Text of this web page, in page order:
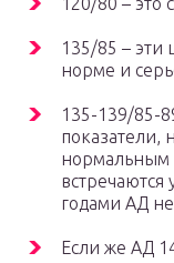
135/85 – эти
норме и
135-139/85-
показатели,
нормальным
встречаются
годами АД
Если же АД